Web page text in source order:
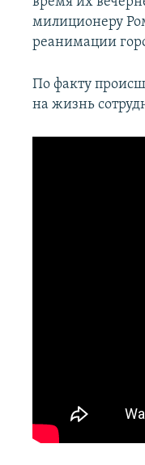
милиционеру
реанимации
По факту
на жизнь